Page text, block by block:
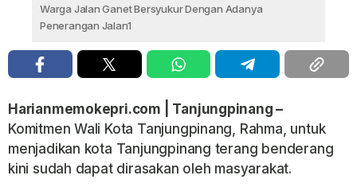
Warga Jalan Ganet Bersyukur Dengan Adanya
Penerangan Jalan1
Harianmemokepri.com | Tanjungpinang –
Komitmen Wali Kota Tanjungpinang, Rahma, untuk
menjadikan kota Tanjungpinang terang benderang
kini sudah dapat dirasakan oleh masyarakat.